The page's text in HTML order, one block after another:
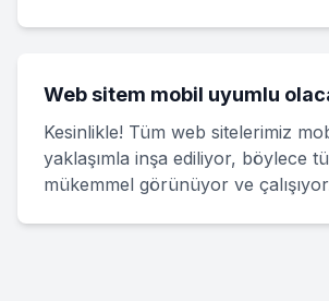
Web sitem mobil uyumlu
Kesinlikle! Tüm web sitelerimiz
yaklaşımla inşa ediliyor, böylece
mükemmel görünüyor ve